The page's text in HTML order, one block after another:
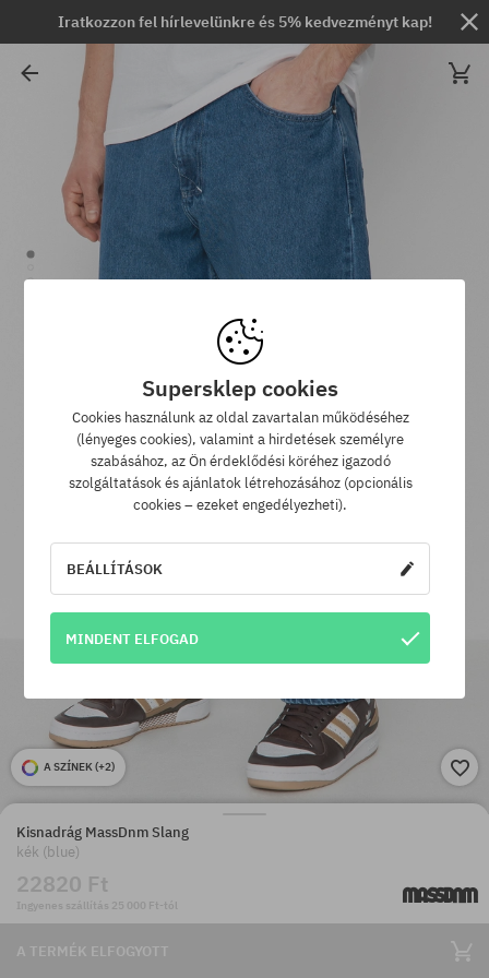
Iratkozzon fel hírlevelünkre és 5% kedvezményt kap!
A SZÍNEK (+2)
Kisnadrág MassDnm Slang
kék (blue)
22820 Ft
Ingyenes szállítás 25 000 Ft-tól
A TERMÉK ELFOGYOTT
Supersklep cookies
Cookies használunk az oldal zavartalan működéséhez
(lényeges cookies), valamint a hirdetések személyre
szabásához, az Ön érdeklődési köréhez igazodó
szolgáltatások és ajánlatok létrehozásához (opcionális
cookies – ezeket engedélyezheti).
BEÁLLÍTÁSOK
MINDENT ELFOGAD